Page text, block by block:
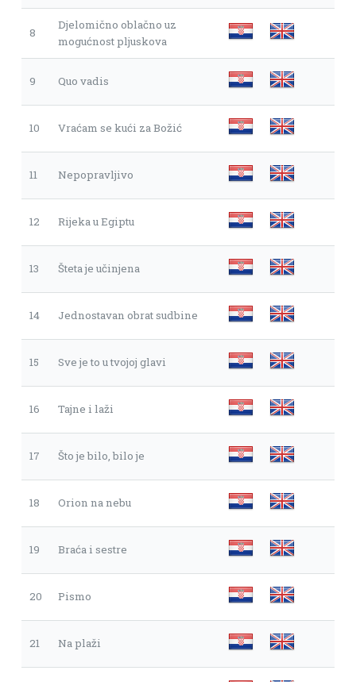
8
Djelomično oblačno uz
mogućnost pljuskova
9 Quo vadis
10 Vraćam se kući za Božić
11 Nepopravljivo
12 Rijeka u Egiptu
13 Šteta je učinjena
14 Jednostavan obrat sudbine
15 Sve je to u tvojoj glavi
16 Tajne i laži
17 Što je bilo, bilo je
18 Orion na nebu
19 Braća i sestre
20 Pismo
21 Na plaži